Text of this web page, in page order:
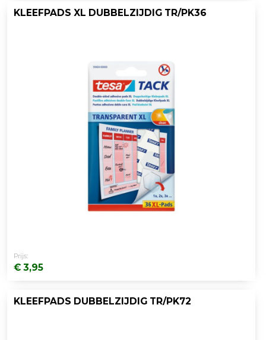
KLEEFPADS XL DUBBELZIJDIG TR/PK36
Prijs:
€ 3,95
KLEEFPADS DUBBELZIJDIG TR/PK72